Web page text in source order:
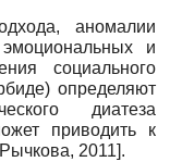
аномалии
и
социального
определяют
диатеза
приводить к
Рычкова, 2011].